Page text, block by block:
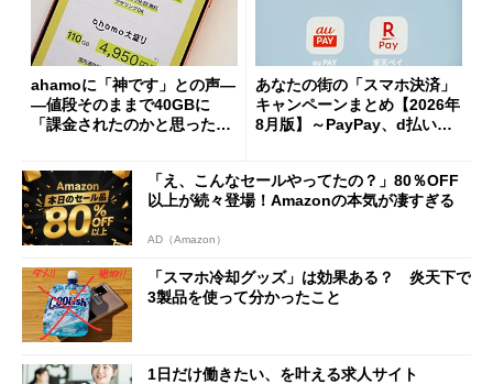
ahamoに「神です」との声―
―値段そのままで40GBに
「課金されたのかと思った」
あなたの街の「スマホ決済」
キャンペーンまとめ【2026年
8月版】～PayPay、d払い、a
「え、こんなセールやってたの？」80％OFF
以上が続々登場！Amazonの本気が凄すぎる
AD（Amazon）
「スマホ冷却グッズ」は効果ある？ 炎天下で
3製品を使って分かったこと
1日だけ働きたい、を叶える求人サイト